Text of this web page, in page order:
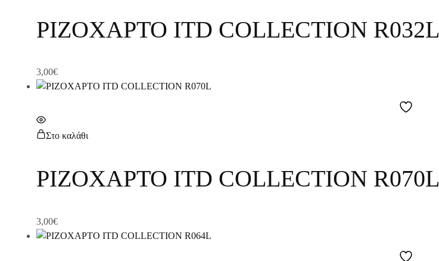
ΡΙΖΟΧΑΡΤΟ ITD COLLECTION R032L
3,00€
Στο καλάθι
ΡΙΖΟΧΑΡΤΟ ITD COLLECTION R070L
3,00€